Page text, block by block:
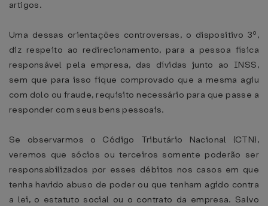
artigos.
Uma dessas orientações controversas, o dispositivo 3º,
diz respeito ao redirecionamento, para a pessoa física
responsável pela empresa, das dívidas junto ao INSS,
sem que para isso fique comprovado que a mesma agiu
com dolo ou fraude, requisito necessário para que passe a
responder com seus bens pessoais.
Se observarmos o Código Tributário Nacional (CTN),
veremos que sócios ou terceiros somente poderão ser
responsabilizados por esses débitos nos casos em que
tenha havido abuso de poder ou que tenham agido contra
a lei, o estatuto social ou o contrato da empresa. Salvo